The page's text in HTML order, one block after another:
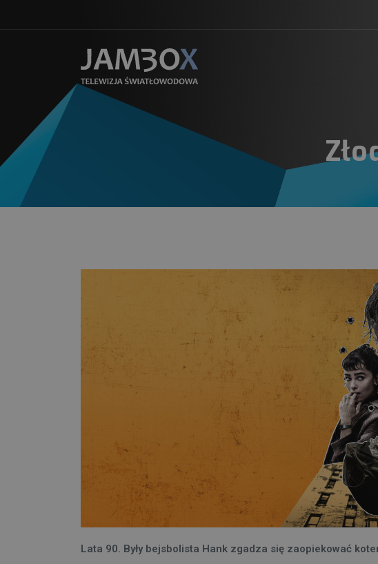
Lata 90. Były bejsbolista Hank zgadza się zaopiekować